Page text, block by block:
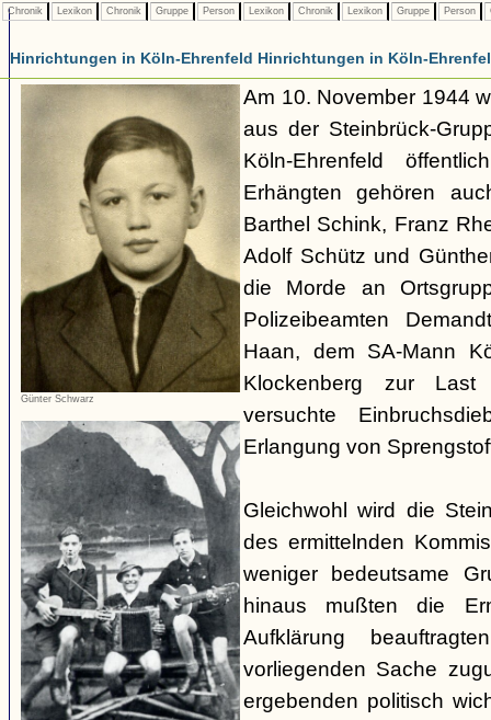
Chronik Lexikon Chronik Gruppe Person Lexikon Chronik Lexikon Gruppe Person
Hinrichtungen in Köln-Ehrenfeld Hinrichtungen in Köln-
Günter Schwarz
Am 10. November 1944
aus der Steinbrück-
Köln-Ehrenfeld
Erhängten gehören
Barthel Schink, Franz
Adolf Schütz und
die Morde an
Polizeibeamten
Haan, dem SA-Mann
Klockenberg zur
versuchte
Erlangung von
Gleichwohl wird die
des ermittelnden
weniger bedeutsame
hinaus mußten die
Aufklärung
vorliegenden Sache
ergebenden politisch